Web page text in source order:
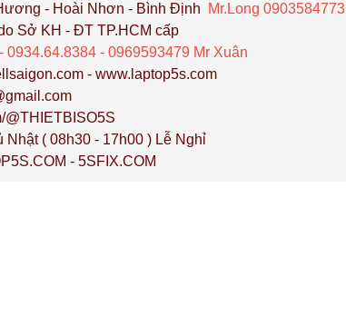
- Hoài Nhơn - Bình Định
Mr.Long 0903584773
Sở KH - ĐT TP.HCM cấp
0934.64.8384 - 0969593479 Mr Xuân
- www.laptop5s.com
@THIETBISO5S
( 08h30 - 17h00 ) Lễ Nghỉ
- 5SFIX.COM